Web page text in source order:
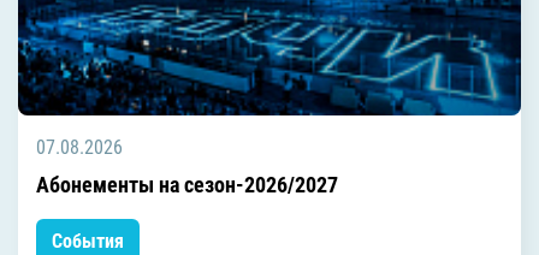
07.08.2026
Абонементы на сезон-2026/2027
События